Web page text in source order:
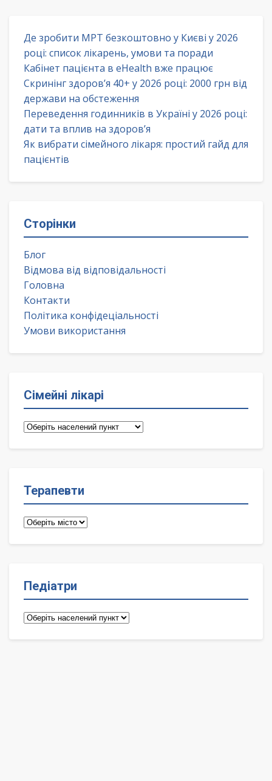
Де зробити МРТ безкоштовно у Києві у 2026
році: список лікарень, умови та поради
Кабінет пацієнта в eHealth вже працює
Скринінг здоров’я 40+ у 2026 році: 2000 грн від
держави на обстеження
Переведення годинників в Україні у 2026 році:
дати та вплив на здоров’я
Як вибрати сімейного лікаря: простий гайд для
пацієнтів
Сторінки
Блог
Відмова від відповідальності
Головна
Контакти
Політика конфідеціальності
Умови використання
Сімейні лікарі
Сімейні
Терапевти
Терапевти
Педіатри
Педіатри